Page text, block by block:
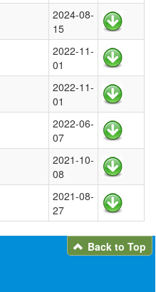
2024-08-
15
2022-11-
01
2022-11-
01
2022-06-
07
2021-10-
08
2021-08-
27
Back to Top